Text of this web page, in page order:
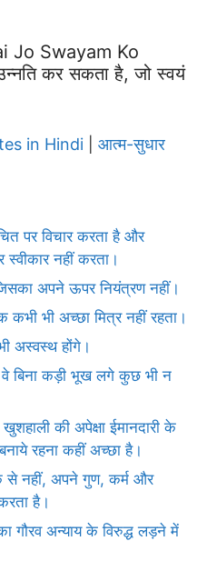
Jo Swayam Ko
कर सकता है, जो स्वयं
in Hindi
आत्म-सुधार
पर विचार करता है और
नहीं करता।
अपने ऊपर नियंत्रण नहीं।
कभी भी अच्छा मित्र नहीं रहता।
अस्वस्थ होंगे।
वे बिना कड़ी भूख लगे कुछ भी न
की अपेक्षा ईमानदारी के
रहना कहीं अच्छा है।
से नहीं, अपने गुण, कर्म और
है।
गौरव अन्याय के विरुद्ध लड़ने में